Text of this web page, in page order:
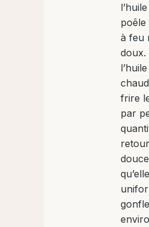
à feu
doux.
frire
par